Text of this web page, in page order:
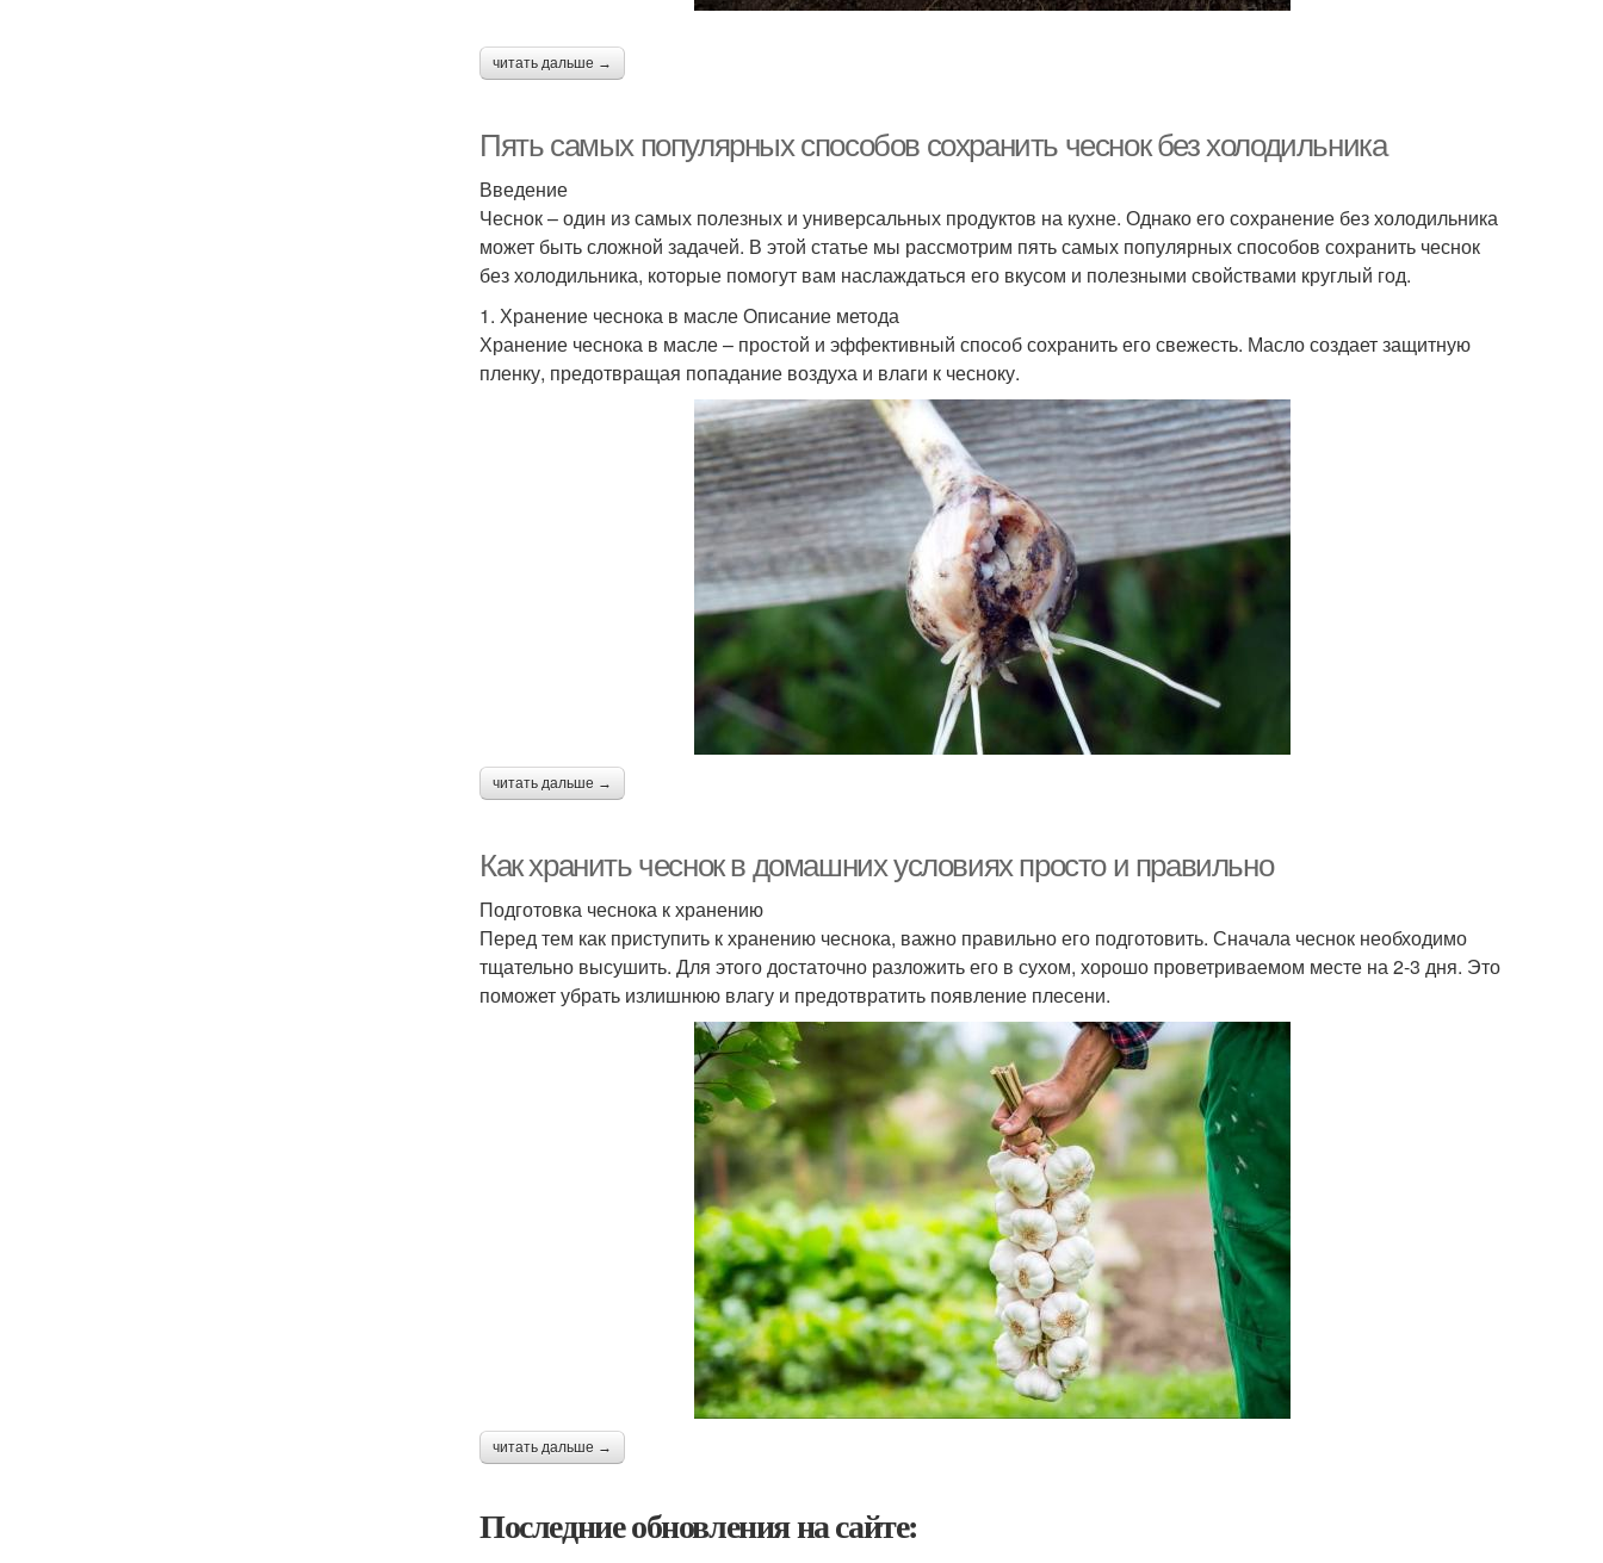
читать дальше →
Пять самых популярных способов сохранить чеснок без холодильника
Введение
Чеснок – один из самых полезных и универсальных продуктов на кухне. Однако его сохранение без холодильника
может быть сложной задачей. В этой статье мы рассмотрим пять самых популярных способов сохранить чеснок
без холодильника, которые помогут вам наслаждаться его вкусом и полезными свойствами круглый год.
1. Хранение чеснока в масле Описание метода
Хранение чеснока в масле – простой и эффективный способ сохранить его свежесть. Масло создает защитную
пленку, предотвращая попадание воздуха и влаги к чесноку.
читать дальше →
Как хранить чеснок в домашних условиях просто и правильно
Подготовка чеснока к хранению
Перед тем как приступить к хранению чеснока, важно правильно его подготовить. Сначала чеснок необходимо
тщательно высушить. Для этого достаточно разложить его в сухом, хорошо проветриваемом месте на 2-3 дня. Это
поможет убрать излишнюю влагу и предотвратить появление плесени.
читать дальше →
Последние обновления на сайте: